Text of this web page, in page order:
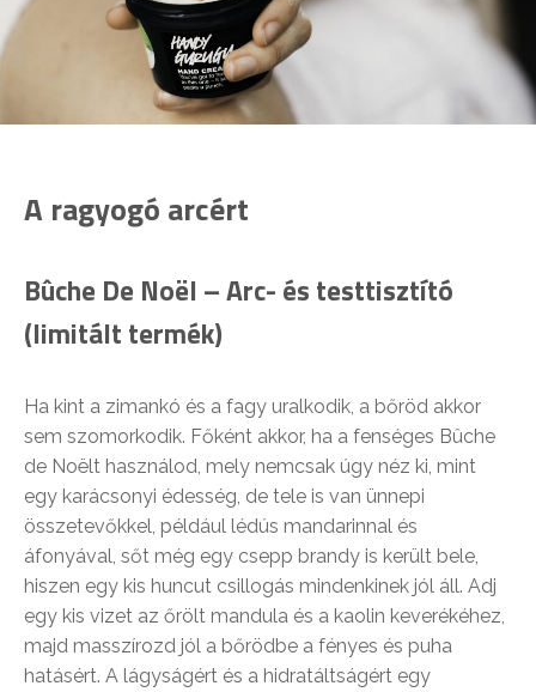
A ragyogó arcért
Bûche De Noël – Arc- és testtisztító
(limitált termék)
Ha kint a zimankó és a fagy uralkodik, a bőröd akkor
sem szomorkodik. Főként akkor, ha a fenséges Bûche
de Noëlt használod, mely nemcsak úgy néz ki, mint
egy karácsonyi édesség, de tele is van ünnepi
összetevőkkel, például lédús mandarinnal és
áfonyával, sőt még egy csepp brandy is került bele,
hiszen egy kis huncut csillogás mindenkinek jól áll. Adj
egy kis vizet az őrölt mandula és a kaolin keverékéhez,
majd masszírozd jól a bőrödbe a fényes és puha
hatásért. A lágyságért és a hidratáltságért egy